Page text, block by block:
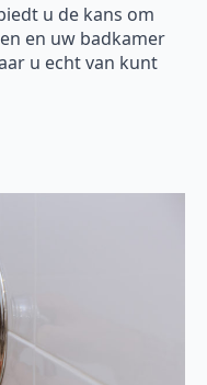
u de kans om
en uw badkamer
u echt van kunt